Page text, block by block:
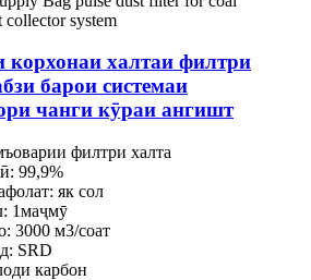
корхонаи халтаи филтри
барои системаи
чанги кӯраи ангишт
филтри халта
99,9%
як сол
1маҷмӯ
3000 м3/соат
SRD
карбон